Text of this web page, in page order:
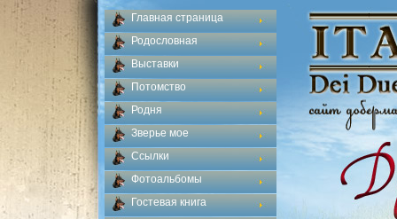
Главная страница
Родословная
Выставки
Потомство
Родня
Зверье мое
Ссылки
Фотоальбомы
Гостевая книга